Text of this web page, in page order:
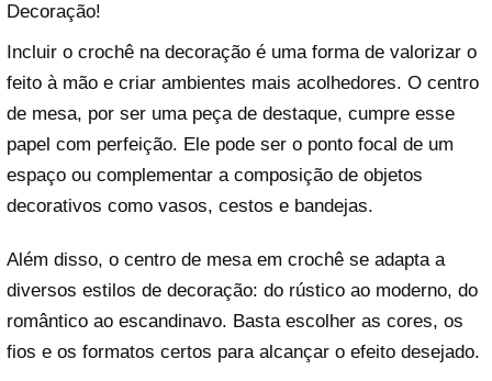
Decoração!
Incluir o crochê na decoração é uma forma de valorizar o
feito à mão e criar ambientes mais acolhedores. O centro
de mesa, por ser uma peça de destaque, cumpre esse
papel com perfeição. Ele pode ser o ponto focal de um
espaço ou complementar a composição de objetos
decorativos como vasos, cestos e bandejas.
Além disso, o centro de mesa em crochê se adapta a
diversos estilos de decoração: do rústico ao moderno, do
romântico ao escandinavo. Basta escolher as cores, os
fios e os formatos certos para alcançar o efeito desejado.